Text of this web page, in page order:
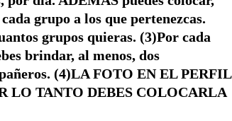
grupo a los que pertenezcas.
grupos quieras. (3)Por cada
brindar, al menos, dos
(4)LA FOTO EN EL PERFIL
LO TANTO DEBES COLOCARLA